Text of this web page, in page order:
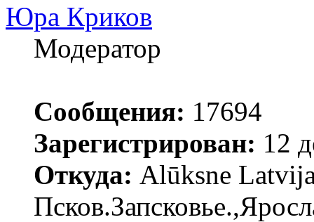
Юра Криков
Модератор
Сообщения: 17694
Зарегистрирован: 12
Откуда: Alūksne